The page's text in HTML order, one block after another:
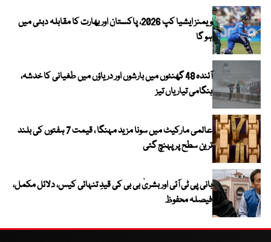
ویمنز ایشیا کپ 2026، پاکستان اور بھارت کا مقابلہ دبئی میں
ہو گا
آئندہ 48 گھنٹوں میں بارشوں اور دریاؤں میں طغیانی کا خدشہ،
ہنگامی تیاریاں تیز
عالمی مارکیٹ میں سونا مزید مہنگا ، قیمت 7 ہفتوں کی بلند
ترین سطح پر پہنچ گئی
بانی پی ٹی آئی اور بشریٰ بی بی کی قیدِ تنہائی کیس، دلائل مکمل،
فیصلہ محفوظ